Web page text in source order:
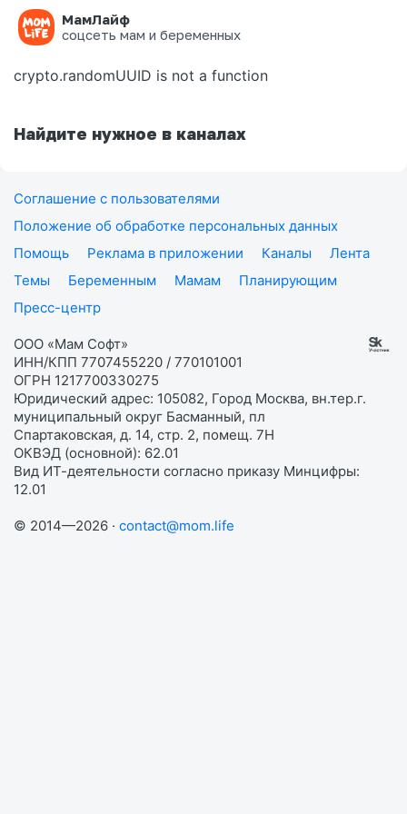
МамЛайф
соцсеть мам и беременных
Ошибка на странице
crypto.randomUUID is not a function
Найдите нужное в каналах
Соглашение с пользователями
Положение об обработке персональных данных
Помощь
Реклама в приложении Каналы
Лента
Темы
Беременным Мамам
Планирующим
Пресс-центр
ООО «Мам Софт»
ИНН/КПП 7707455220 / 770101001
ОГРН 1217700330275
Юридический адрес: 105082, Город Москва, вн.тер.г.
муниципальный округ Басманный, пл
Спартаковская, д. 14, стр. 2, помещ. 7Н
ОКВЭД (основной): 62.01
Вид ИТ-деятельности согласно приказу Минцифры:
12.01
© 2014—2026 · contact@mom.life